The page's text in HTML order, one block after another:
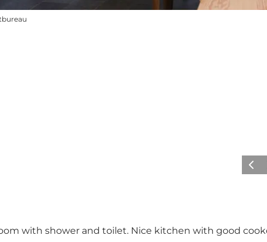
Vorige
with shower and toilet. Nice kitchen with good